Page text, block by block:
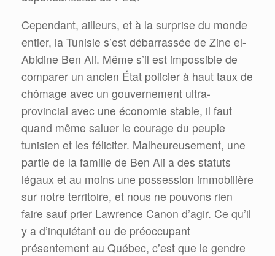
Cependant, ailleurs, et à la surprise du monde
entier, la Tunisie s’est débarrassée de Zine el-
Abidine Ben Ali. Même s’il est impossible de
comparer un ancien État policier à haut taux de
chômage avec un gouvernement ultra-
provincial avec une économie stable, il faut
quand même saluer le courage du peuple
tunisien et les féliciter. Malheureusement, une
partie de la famille de Ben Ali a des statuts
légaux et au moins une possession immobilière
sur notre territoire, et nous ne pouvons rien
faire sauf prier Lawrence Canon d’agir. Ce qu’il
y a d’inquiétant ou de préoccupant
présentement au Québec, c’est que le gendre